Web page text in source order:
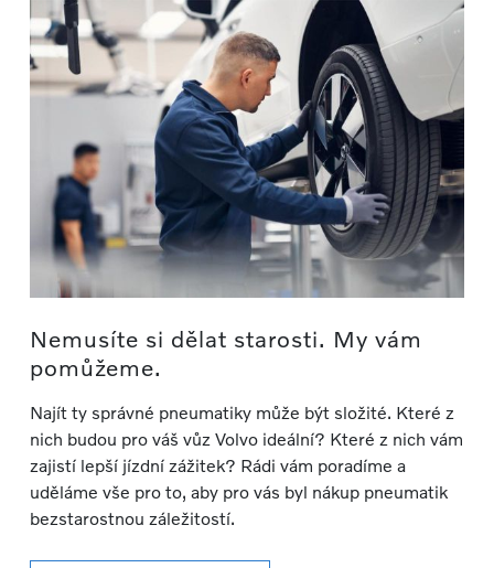
Nemusíte si dělat starosti. My vám
pomůžeme.
Najít ty správné pneumatiky může být složité. Které z
nich budou pro váš vůz Volvo ideální? Které z nich vám
zajistí lepší jízdní zážitek? Rádi vám poradíme a
uděláme vše pro to, aby pro vás byl nákup pneumatik
bezstarostnou záležitostí.